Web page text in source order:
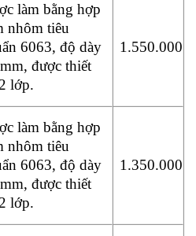
làm bằng hợp
nhôm tiêu
6063, độ dày
được thiết
lớp.
1.550.000
làm bằng hợp
nhôm tiêu
6063, độ dày
được thiết
lớp.
1.350.000